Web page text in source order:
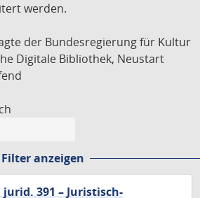
werden.
der Bundesregierung für Kultur
Digitale Bibliothek, Neustart
Filter anzeigen
jurid. 391 – Juristisch-